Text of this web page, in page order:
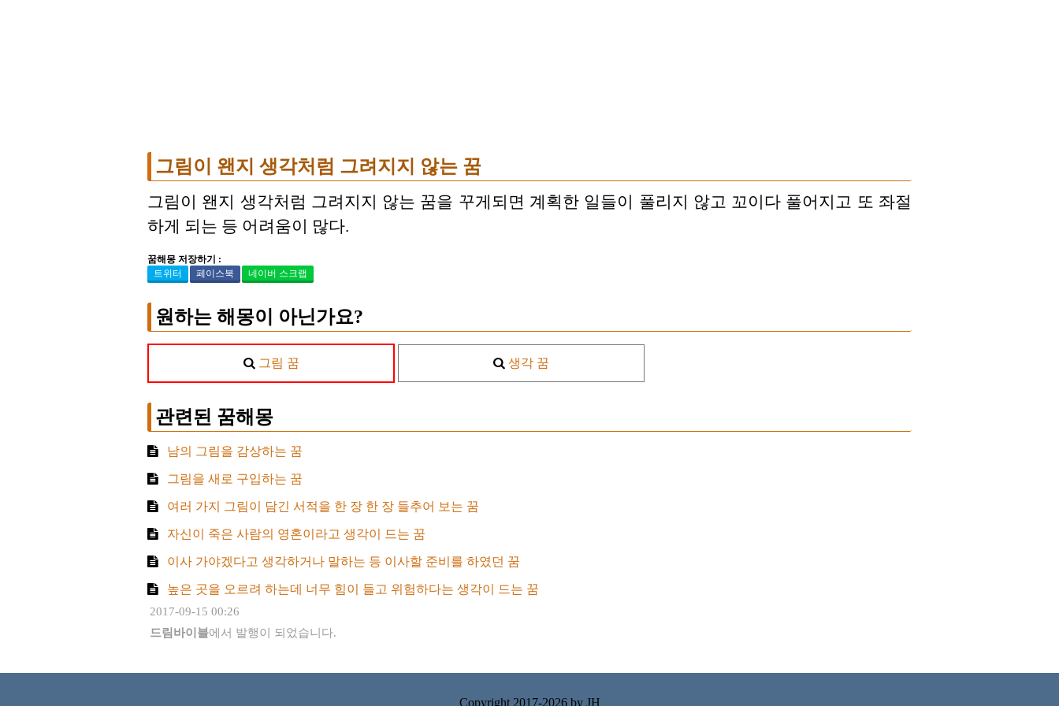
그림이 왠지 생각처럼 그려지지 않는 꿈
그림이 왠지 생각처럼 그려지지 않는 꿈을 꾸게되면 계획한 일들이 풀리지 않고 꼬이다 풀어지고 또 좌절
하게 되는 등 어려움이 많다.
꿈해몽 저장하기 :
트위터
페이스북 네이버 스크랩
원하는 해몽이 아닌가요?
그림 꿈 생각 꿈
관련된 꿈해몽
남의 그림을 감상하는 꿈
그림을 새로 구입하는 꿈
여러 가지 그림이 담긴 서적을 한 장 한 장 들추어 보는 꿈
자신이 죽은 사람의 영혼이라고 생각이 드는 꿈
이사 가야겠다고 생각하거나 말하는 등 이사할 준비를 하였던 꿈
높은 곳을 오르려 하는데 너무 힘이 들고 위험하다는 생각이 드는 꿈
2017-09-15 00:26
드림바이블에서 발행이 되었습니다.
Copyright 2017-2026 by JH